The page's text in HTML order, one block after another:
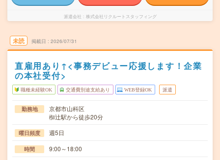
派遣会社 株式会社リクルートスタッフィング
未読 掲載日 2026/07/31
直雇用あり↑<事務デビュー応援します！企業
の本社受付>
職種未経験OK 交通費別途支給あり WEB登録OK 派遣
勤務地
京都市山科区
椥辻駅から徒歩20分
曜日頻度 週5日
時間 9:00～18:00